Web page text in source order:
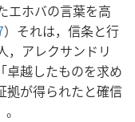
エホバの言葉を高
）それは，信条と行
，アレクサンドリ
卓越したものを求め
拠が得られたと確信